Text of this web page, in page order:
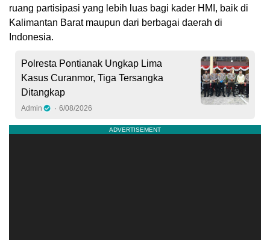
ruang partisipasi yang lebih luas bagi kader HMI, baik di
Kalimantan Barat maupun dari berbagai daerah di
Indonesia.
Polresta Pontianak Ungkap Lima
Kasus Curanmor, Tiga Tersangka
Ditangkap
Admin 6/08/2026